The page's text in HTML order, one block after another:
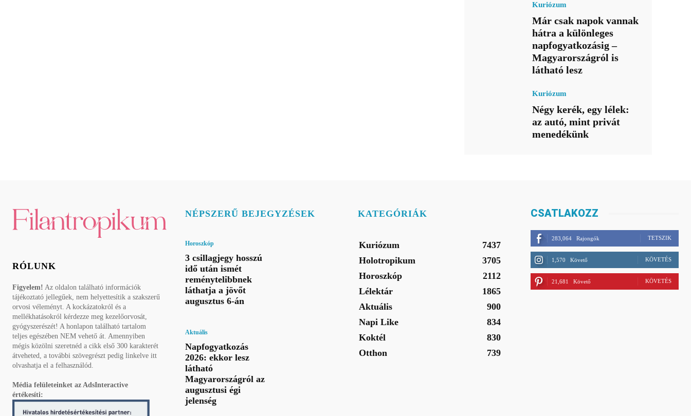
Kuriózum
Már csak napok vannak
hátra a különleges
napfogyatkozásig –
Magyarországról is
látható lesz
Kuriózum
Négy kerék, egy lélek:
az autó, mint privát
menedékünk
RÓLUNK
Figyelem! Az oldalon található információk
tájékoztató jellegűek, nem helyettesítik a szakszerű
orvosi véleményt. A kockázatokról és a
mellékhatásokról kérdezze meg kezelőorvosát,
gyógyszerészét! A honlapon található tartalom
teljes egészében NEM vehető át. Amennyiben
mégis közölni szeretnéd a cikk első 300 karakterét
átveheted, a további szövegrészt pedig linkelve itt
olvashatja el a felhasználód.
Média felületeinket az AdsInteractive
értékesíti:
NÉPSZERŰ BEJEGYZÉSEK
Horoszkóp
3 csillagjegy hosszú
idő után ismét
reménytelibbnek
láthatja a jövőt
augusztus 6-án
Aktuális
Napfogyatkozás
2026: ekkor lesz
látható
Magyarországról az
augusztusi égi
jelenség
KATEGÓRIÁK
Kuriózum
7437
Holotropikum
3705
Horoszkóp
2112
Lélektár
1865
Aktuális
900
Napi Like
834
Koktél
830
Otthon
739
CSATLAKOZZ
283,064 Rajongók TETSZIK
1,570 Követő KÖVETÉS
21,681 Követő KÖVETÉS